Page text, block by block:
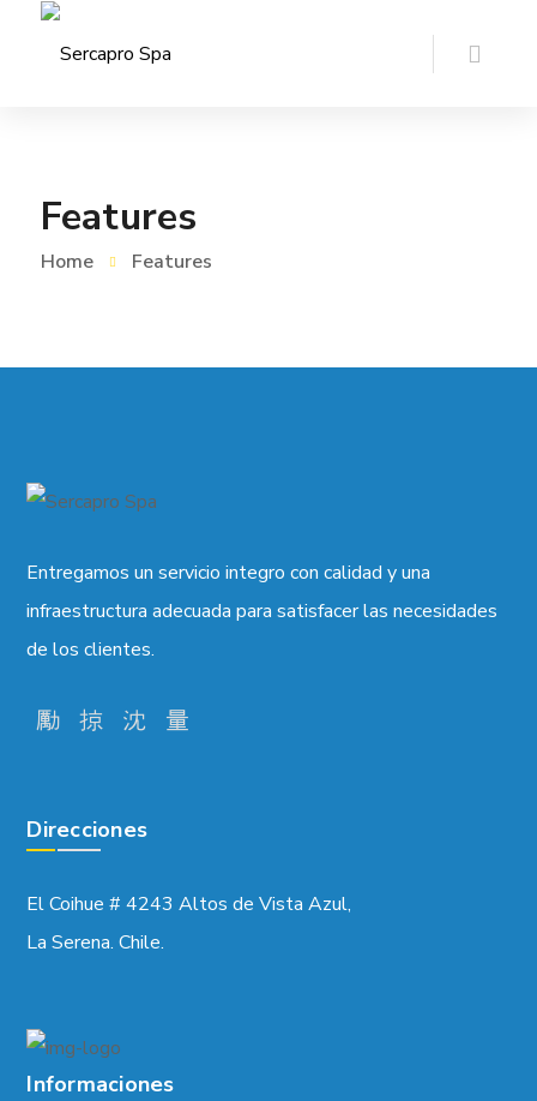
Features
Home Features
Entregamos un servicio integro con calidad y una
infraestructura adecuada para satisfacer las necesidades
de los clientes.
Direcciones
El Coihue # 4243 Altos de Vista Azul,
La Serena. Chile.
Informaciones